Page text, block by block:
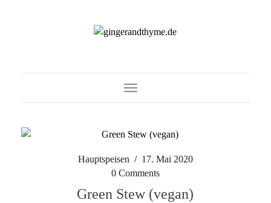
Toggle Navigation
Hauptspeisen / 17. Mai 2020
0 Comments
Green Stew (vegan)